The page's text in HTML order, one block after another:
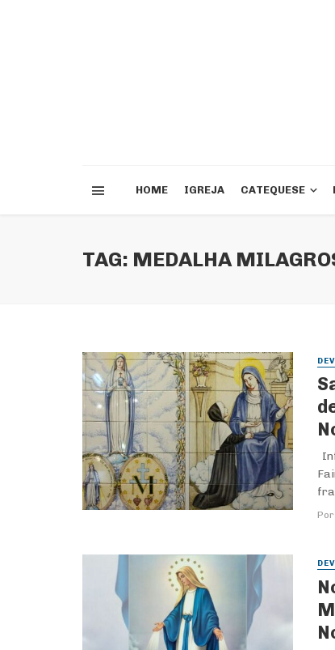
HOME IGREJA CATEQUESE
TAG: MEDALHA
Por